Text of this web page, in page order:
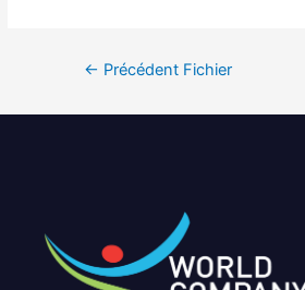
← Précédent Fichier